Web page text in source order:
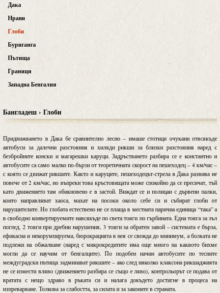
Дака
Нрави
Глоби
Буриганга
Пътища
Граници
Западна Бенгалия
Бангладеш › Глоби
Придвижването в Дака бе сравнително лесно – имаше стотици очукани отвсякъде
автобуси за далечни разстояния и хиляди рикши за близки разстояния наред с
безбройните конски и магарешки каруци. Задръстването разбира се е константно и
автобусите са само малко по-бързи от теоретичната скорост на пешеходец – 4 км/час –
с която се движат рикшите. Както и каруците, пешеходецът-стрела в Дака развива не
повече от 2 км/час, но въпреки това кръстовищата може спокойно да се пресичат, тъй
като движението там обикновено е в застой. Виждат се и полицаи с дървени палки,
които направляват хаоса, махат на посоки около себе си и събират глоби от
нарушителите. Но глобата естествено не се плаща в местната парична единица “така” а
в свободно конвертируемите навсякъде по света тояги по гърбината. Една тояга за зъл
поглед, 2 тояги при дребни нарушения, 3 тояги за обратен завой – системата е бърза,
ефикасна и некорумпируема, бюрокрацията в нея се свежда до минимум, а болката не
подлежи на обжалване (наред с микрокредитите има още много на каквото бихме
могли да се научим от бенгалците). По подобен начин автобусите по тесните
междуградски пътища задминават рикшите – ако след няколко клаксона рикшаджията
не се измести вляво (движението разбира се също е ляво), контрольорът се подава от
вратата с нещо здраво в ръката си и налага докъдето достигне в процеса на
изпреварване. Толкова за слабостта, за силата и за законите в страната.